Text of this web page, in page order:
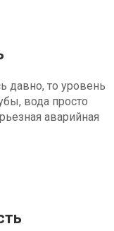
давно, то уровень
вода просто
аварийная